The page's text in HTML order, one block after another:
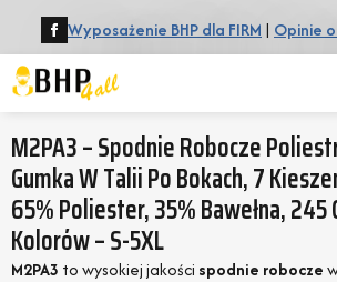
Wyposażenie BHP dla FIRM | Opinie
M2PA3 – Spodnie Robocze
Gumka W Talii Po Bokach, 7
65% Poliester, 35% Bawełna, 245
Kolorów – S-5XL
M2PA3 to wysokiej jakości spodnie robocze